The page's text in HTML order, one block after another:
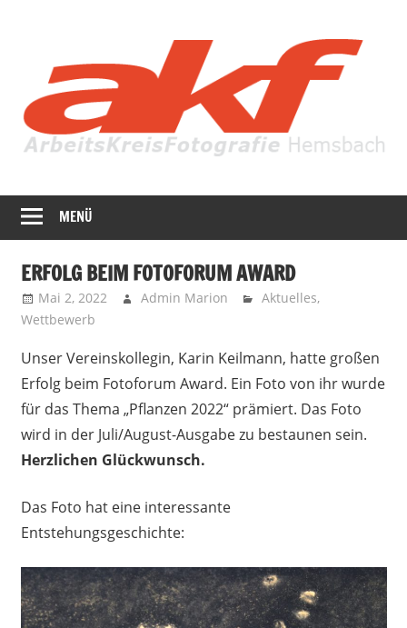
AKF
Hemsbach
in
ihrer
Vielfalt
MENÜ
ERFOLG BEIM FOTOFORUM AWARD
Mai 2, 2022 Admin Marion Aktuelles,
Wettbewerb
Unser Vereinskollegin, Karin Keilmann, hatte großen
Erfolg beim Fotoforum Award. Ein Foto von ihr wurde
für das Thema „Pflanzen 2022“ prämiert. Das Foto
wird in der Juli/August-Ausgabe zu bestaunen sein.
Herzlichen Glückwunsch.
Das Foto hat eine interessante
Entstehungsgeschichte: